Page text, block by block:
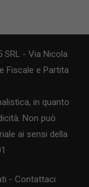
SRL - Via Nicola
Fiscale e Partita
in quanto
Non può
ai sensi della
- Contattaci